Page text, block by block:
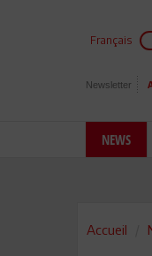
Français
Newsletter
NEWS
Accueil